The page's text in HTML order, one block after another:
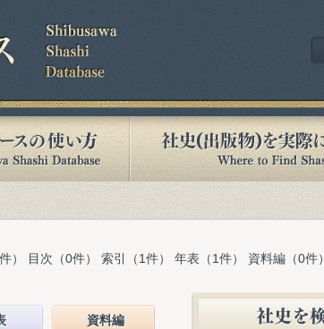
） 目次（0件） 索引（1件） 年表（1件） 資料編（0件）
資料編